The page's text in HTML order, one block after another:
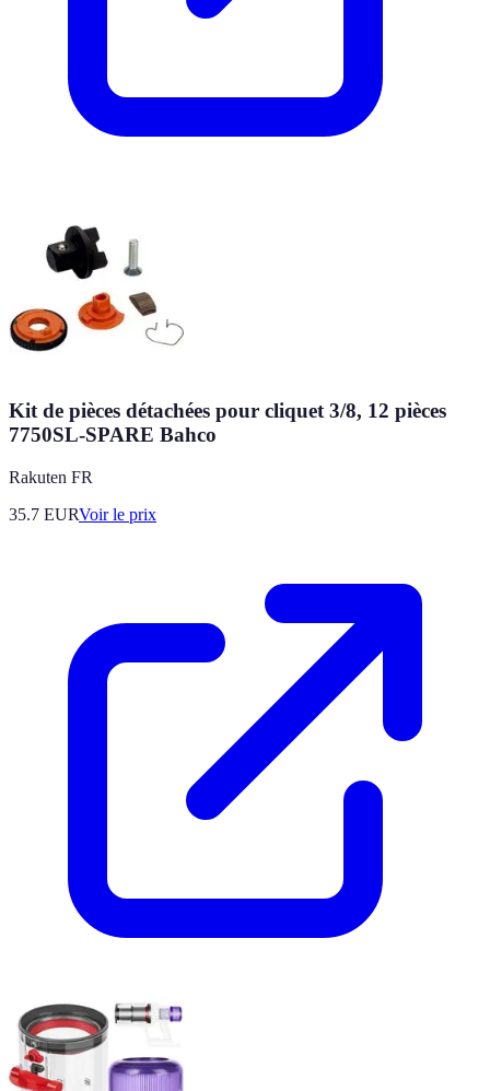
Kit de pièces détachées pour cliquet 3/8, 12 pièces
7750SL-SPARE Bahco
Rakuten FR
35.7 EURVoir le prix